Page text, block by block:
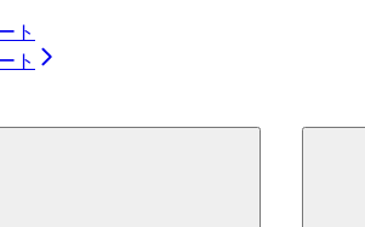
ト
ト